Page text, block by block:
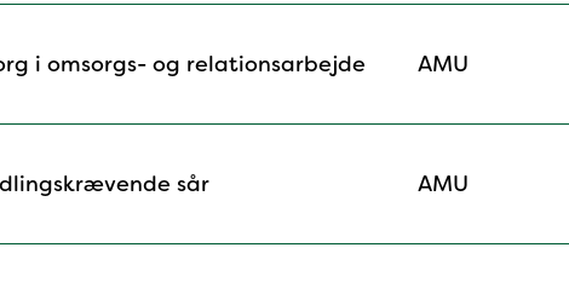
i omsorgs- og relationsarbejde AMU
sår AMU